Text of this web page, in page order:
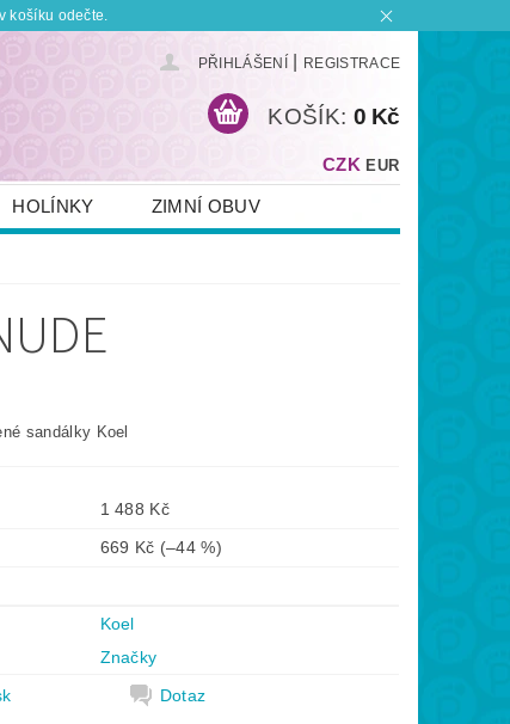
košíku odečte.
PŘIHLÁŠENÍ REGISTRACE
CZK EUR
KOŠÍK: 0 Kč
HOLÍNKY ZIMNÍ OBUV
sandálky Koel
1 488 Kč
669 Kč (–44 %)
Koel
Značky
Dotaz